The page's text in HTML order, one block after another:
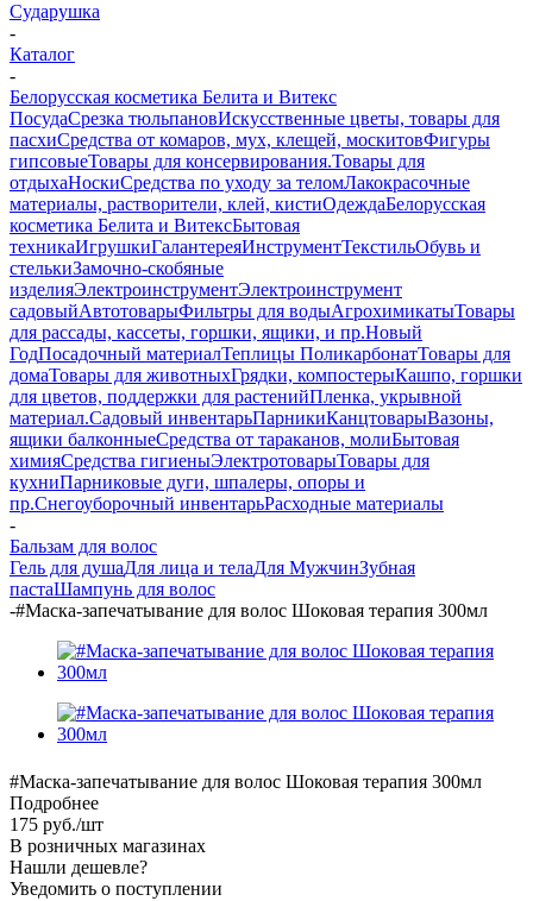
Сударушка
-
Каталог
-
Белорусская косметика Белита и Витекс
ПосудаСрезка тюльпановИскусственные цветы, товары для
пасхиСредства от комаров, мух, клещей, москитовФигуры
гипсовыеТовары для консервирования.Товары для
отдыхаНоскиСредства по уходу за теломЛакокрасочные
материалы, растворители, клей, кистиОдеждаБелорусская
косметика Белита и ВитексБытовая
техникаИгрушкиГалантереяИнструментТекстильОбувь и
стелькиЗамочно-скобяные
изделияЭлектроинструментЭлектроинструмент
садовыйАвтотоварыФильтры для водыАгрохимикатыТовары
для рассады, кассеты, горшки, ящики, и пр.Новый
ГодПосадочный материалТеплицы ПоликарбонатТовары для
домаТовары для животныхГрядки, компостерыКашпо, горшки
для цветов, поддержки для растенийПленка, укрывной
материал.Садовый инвентарьПарникиКанцтоварыВазоны,
ящики балконныеСредства от тараканов, молиБытовая
химияСредства гигиеныЭлектротоварыТовары для
кухниПарниковые дуги, шпалеры, опоры и
пр.Снегоуборочный инвентарьРасходные материалы
-
Бальзам для волос
Гель для душаДля лица и телаДля МужчинЗубная
пастаШампунь для волос
-#Маска-запечатывание для волос Шоковая терапия 300мл
#Маска-запечатывание для волос Шоковая терапия 300мл
Подробнее
175 руб./шт
В розничных магазинах
Нашли дешевле?
Уведомить о поступлении